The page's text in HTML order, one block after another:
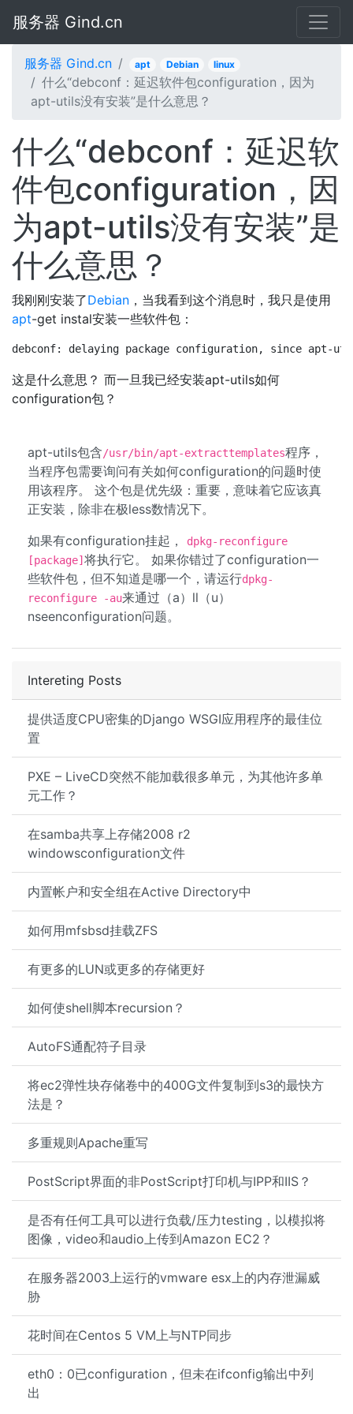
服务器 Gind.cn
服务器 Gind.cn apt Debian linux
什么“debconf：延迟软件包configuration，因为
apt-utils没有安装”是什么意思？
Intereting Posts
提供适度CPU密集的Django WSGI应用程序的最佳位
置
PXE – LiveCD突然不能加载很多单元，为其他许多单
元工作？
在samba共享上存储2008 r2
windowsconfiguration文件
内置帐户和安全组在Active Directory中
如何用mfsbsd挂载ZFS
有更多的LUN或更多的存储更好
如何使shell脚本recursion？
AutoFS通配符子目录
将ec2弹性块存储卷中的400G文件复制到s3的最快方
法是？
多重规则Apache重写
PostScript界面​​的非PostScript打印机与IPP和IIS？
是否有任何工具可以进行负载/压力testing，以模拟将
图像，video和audio上传到Amazon EC2？
在服务器2003上运行的vmware esx上的内存泄漏威
胁
花时间在Centos 5 VM上与NTP同步
eth0：0已configuration，但未在ifconfig输出中列
出
什么“debconf：延迟软
件包configuration，因
为apt-utils没有安装”是
什么意思？
我刚刚安装了Debian ，当我看到这个消息时，我只是使用
apt-get instal安装一些软件包：
debconf: delaying package configuration, since
这是什么意思？ 而一旦我已经安装apt-utils如何
configuration包？
apt-utils包含/usr/bin/apt-extracttemplates程序，
当程序包需要询问有关如何configuration的问题时使
用该程序。 这个包是优先级：重要，意味着它应该真
正安装，除非在极less数情况下。
如果有configuration挂起，
dpkg-reconfigure
[package] 将执行它。 如果你错过了configuration一
些软件包，但不知道是哪一个，请运行dpkg-
reconfigure -au来通过（a）ll（u）
nseenconfiguration问题。